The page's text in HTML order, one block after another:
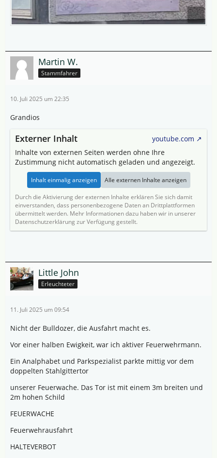
Martin W.
Stammfahrer
10. Juli 2025 um 22:35
Grandios
Externer Inhalt
youtube.com
Inhalte von externen Seiten werden ohne Ihre
Zustimmung nicht automatisch geladen und angezeigt.
Inhalt einmalig anzeigen Alle externen Inhalte anzeigen
Durch die Aktivierung der externen Inhalte erklären Sie sich damit
einverstanden, dass personenbezogene Daten an Drittplattformen
übermittelt werden. Mehr Informationen dazu haben wir in unserer
Datenschutzerklärung zur Verfügung gestellt.
Little John
Erleuchteter
11. Juli 2025 um 09:54
Nicht der Bulldozer, die Ausfahrt macht es.
Vor einer halben Ewigkeit, war ich aktiver Feuerwehrmann.
Ein Analphabet und Parkspezialist parkte mittig vor dem
doppelten Stahlgittertor
unserer Feuerwache. Das Tor ist mit einem 3m breiten und
2m hohen Schild
FEUERWACHE
Feuerwehrausfahrt
HALTEVERBOT